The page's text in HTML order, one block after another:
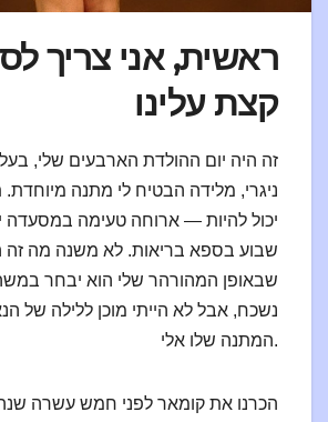
ראשית, אני צריך
קצת עלינו
זה היה יום ההולדת הארבעים שלי,
ניגרי, מלידה הבטיח לי מתנה
יכול להיות — ארוחה טעימה במסעדה
שבוע בספא בריאות. לא משנה מה זה
שבאופן המהורהר שלי הוא יבחר
נשכח, אבל לא הייתי מוכן ללילה של
המתנה שלו אלי.
הכרנו את קומאר לפני חמש עשרה